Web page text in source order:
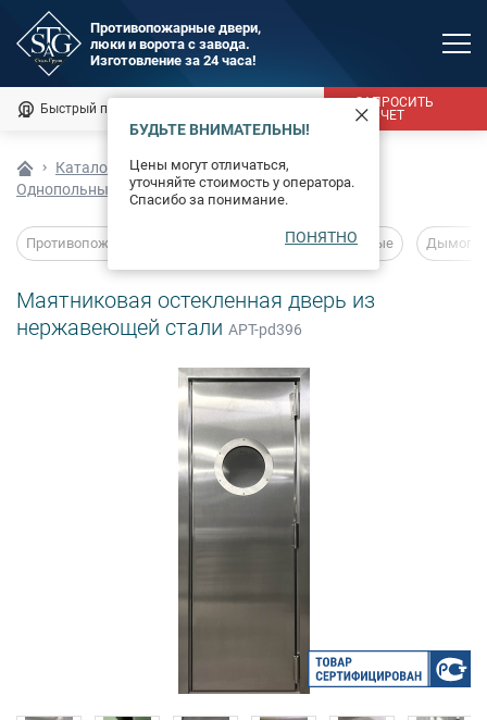
Быстрый подбор
ЗАПРОСИТЬ
РАСЧЕТ
Противопожарные двери,
люки и ворота с завода.
Изготовление за 24 часа!
Фотогалерея
Доставка и монтаж
Оплата
Сертификаты
Работаем без выходных:c 9:00 до 21:00
cейчас работаем
БУДЬТЕ ВНИМАТЕЛЬНЫ!
Цены могут отличаться,
уточняйте стоимость у оператора.
Спасибо за понимание.
ПОНЯТНО
Каталог Технические изделия
Однопольные технические двери
Противопожарные двери Остекленные
Маятниковая остекленная дверь из
нержавеющей стали АРТ-pd396
MAX
Мы онлайн